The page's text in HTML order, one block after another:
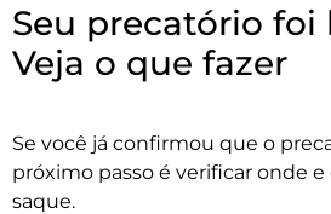
Seu precatório foi
Veja o que fazer
Se você já confirmou que o
próximo passo é verificar onde e
saque.